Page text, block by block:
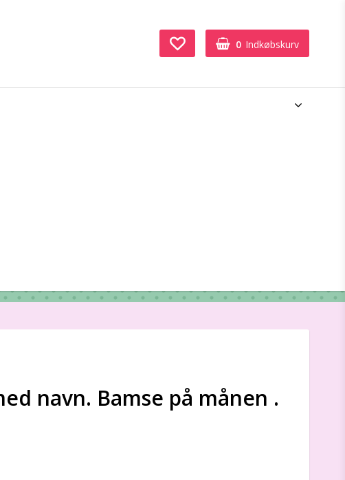
0 Indkøbskurv
navn. Bamse på månen .